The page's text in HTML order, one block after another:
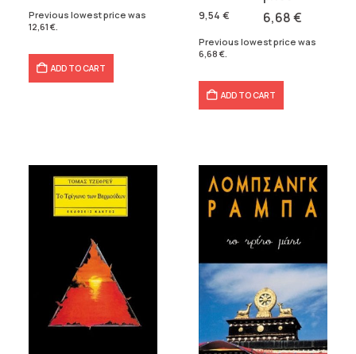
Previous lowest price was
12,61 €
ADD TO CART
9,54 €
was:
9,54 €.
6,68€
is:
6,68 €.
Previous lowest price was
6,68 €.
ADD TO CART